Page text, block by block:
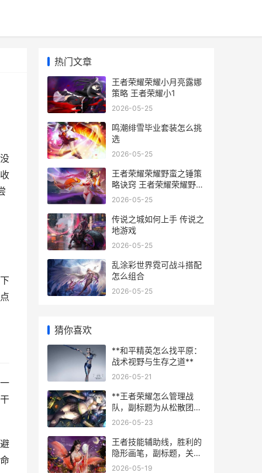
热门文章
王者荣耀荣耀小月亮露娜
策略 王者荣耀小1
2026-05-25
鸣潮绯雪毕业套装怎么挑
选
2026-05-25
王者荣耀荣耀野蛮之锤策
略诀窍 王者荣耀荣耀野区
霸主
2026-05-25
传说之城如何上手 传说之
地游戏
2026-05-25
乱涂彩世界霓可战斗搭配
怎么组合
2026-05-25
猜你喜欢
**和平精英怎么找平原：
战术视野与生存之道**
2026-05-21
**王者荣耀怎么管理战
队，副标题为从松散团体
到精英军团**
2026-05-23
王者技能辅助线，胜利的
隐形画笔，副标题，关于
预判博弈的视觉语言
2026-05-19